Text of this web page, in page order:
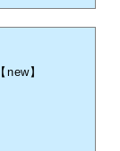
】